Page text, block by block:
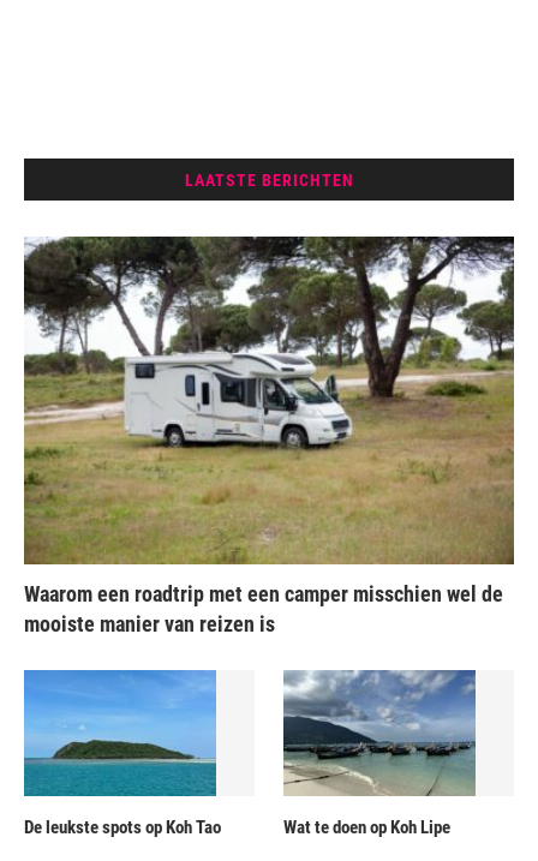
LAATSTE BERICHTEN
Waarom een roadtrip met een camper misschien wel de
mooiste manier van reizen is
De leukste spots op Koh Tao Wat te doen op Koh Lipe